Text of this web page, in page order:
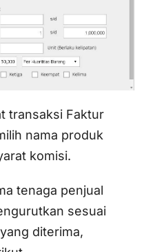
transaksi Faktur
nama produk
komisi.
tenaga penjual
sesuai
diterima,